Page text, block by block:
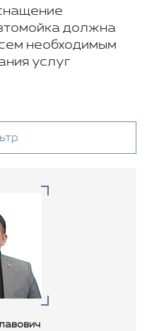
должна
необходимым
услуг